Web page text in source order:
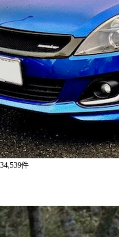
34,539件